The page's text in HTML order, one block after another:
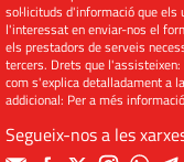
sol·licituds d'informació que
l'interessat en enviar-nos el
els prestadors de serveis
tercers. Drets que
com s'explica detalladament a
addicional: Per a més
Segueix-nos a les